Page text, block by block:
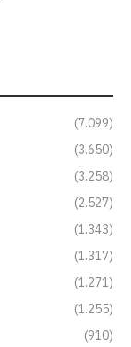
(7.099)
(3.650)
(3.258)
(2.527)
(1.343)
(1.317)
(1.271)
(1.255)
(910)